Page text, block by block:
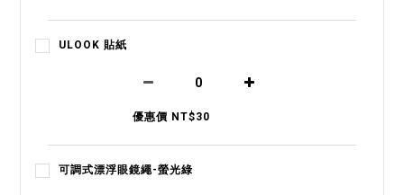
ULOOK 貼紙
優惠價 NT$30
可調式漂浮眼鏡繩-螢光綠